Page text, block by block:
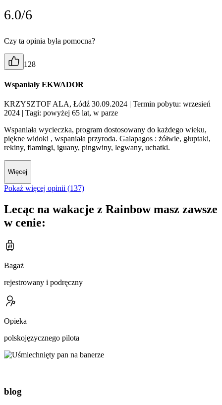
6.0/6
Czy ta opinia była pomocna?
128
Wspaniały EKWADOR
KRZYSZTOF ALA, Łódź 30.09.2024 | Termin pobytu: wrzesień
2024 | Tagi: powyżej 65 lat, w parze
Wspaniała wycieczka, program dostosowany do każdego wieku,
piękne widoki , wspaniała przyroda. Galapagos : żółwie, głuptaki,
rekiny, flamingi, iguany, pingwiny, legwany, uchatki.
Więcej
Pokaż więcej opinii (137)
Lecąc na wakacje z Rainbow masz zawsze
w cenie:
Bagaż
rejestrowany i podręczny
Opieka
polskojęzycznego pilota
blog